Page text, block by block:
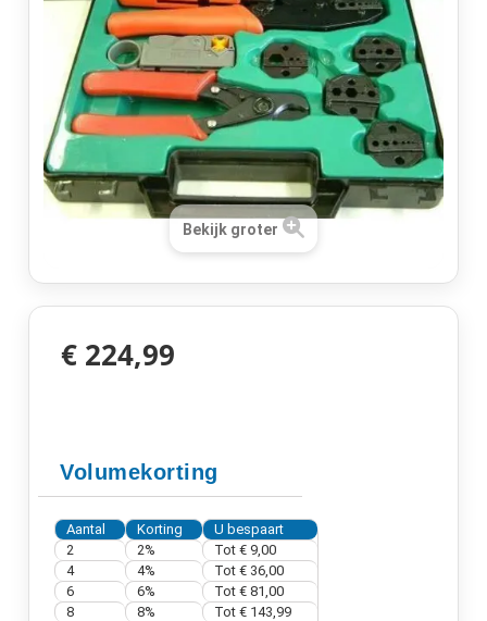
Bekijk groter
€ 224,99
Volumekorting
Aantal Korting
U bespaart
2
2% Tot € 9,00
4
4% Tot € 36,00
6
6% Tot € 81,00
8
8% Tot € 143,99